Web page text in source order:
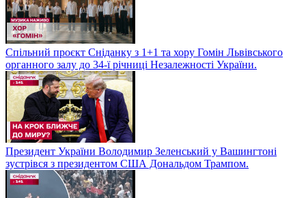
Спільний проєкт Сніданку з 1+1 та хору Гомін Львівського
органного залу до 34-ї річниці Незалежності України.
Президент України Володимир Зеленський у Вашингтоні
зустрівся з президентом США Дональдом Трампом.